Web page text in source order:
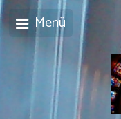
Menü